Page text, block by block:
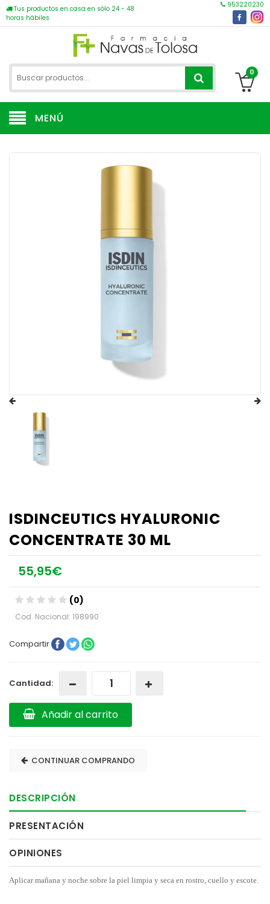
Tus productos en casa en sólo 24 - 48
horas hábiles
953220230
0
MENÚ
ISDINCEUTICS HYALURONIC
CONCENTRATE 30 ML
55,95€
(0)
Cod. Nacional: 198990
Compartir
Cantidad:
Añadir al carrito
CONTINUAR COMPRANDO
DESCRIPCIÓN
PRESENTACIÓN
OPINIONES
Aplicar mañana y noche sobre la piel limpia y seca en rostro, cuello y escote.